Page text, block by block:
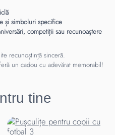
și simboluri specifice
competiții sau recunoaștere
recunoștință sinceră.
un cadou cu adevărat memorabil!
tine